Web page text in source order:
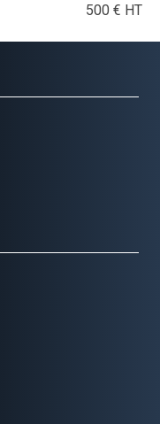
500 € HT